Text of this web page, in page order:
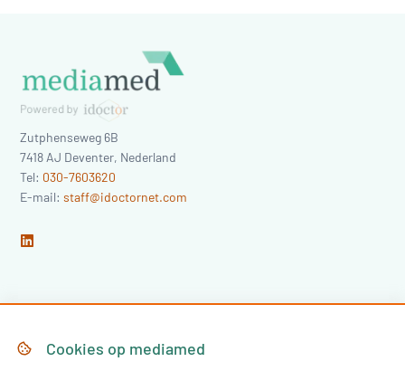
Zutphenseweg 6B
7418 AJ Deventer, Nederland
Tel: 030-7603620
E-mail:staff@idoctornet.com
HomeCookies op mediamed